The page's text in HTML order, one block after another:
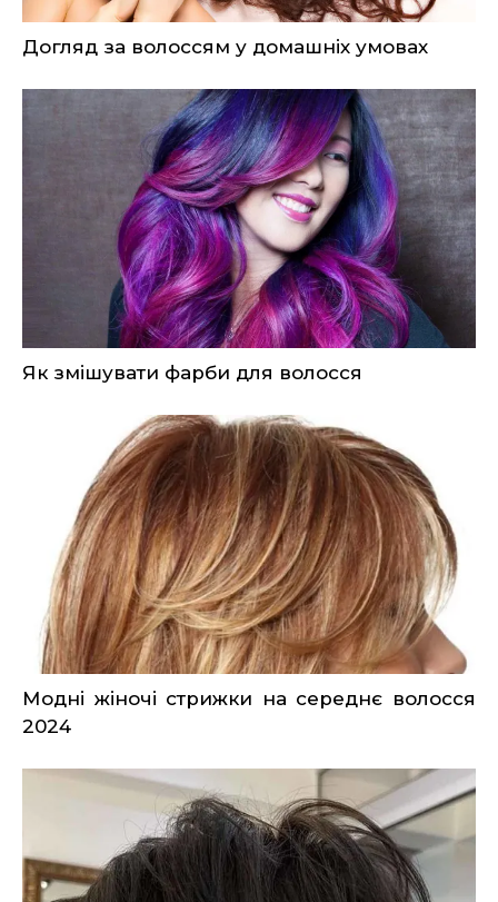
Догляд за волоссям у домашніх умовах
Як змішувати фарби для волосся
Модні жіночі стрижки на середнє волосся
2024